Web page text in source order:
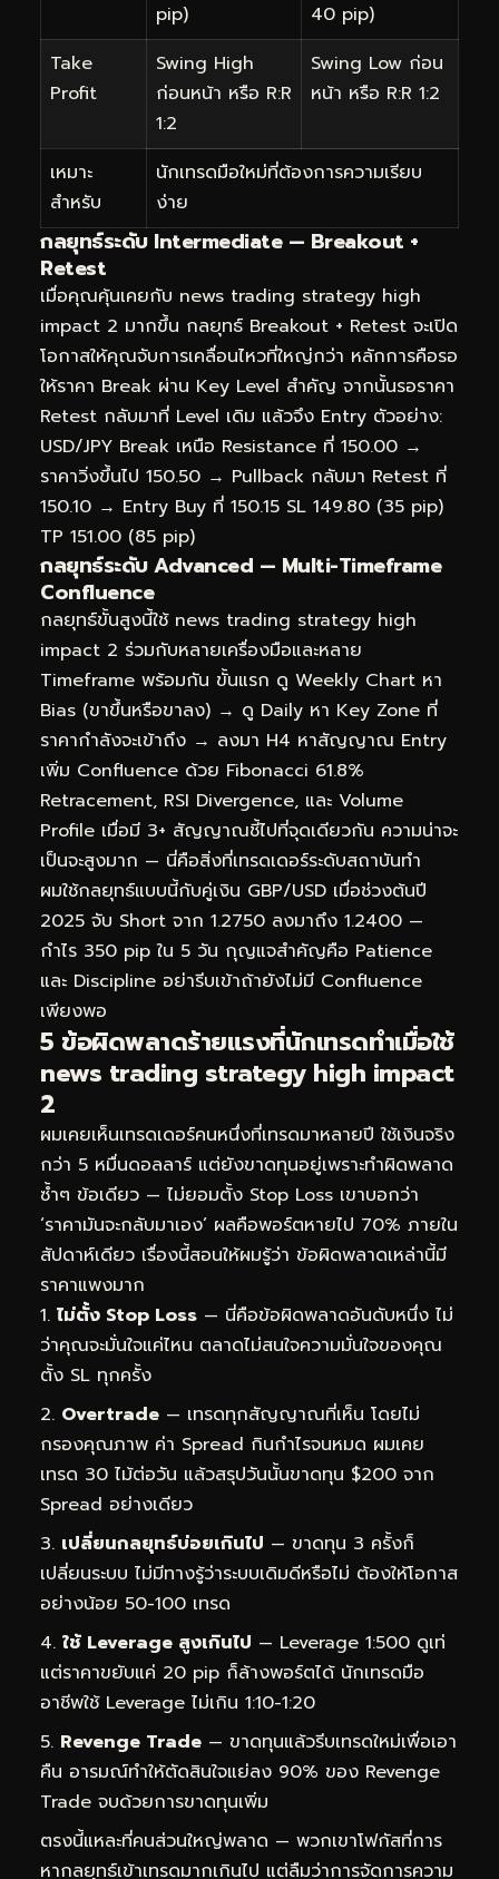
pip)
40 pip)
Take
Profit
Swing High
ก่อนหน้า หรือ R:R
1:2
Swing Low ก่อน
หน้า หรือ R:R 1:2
เหมาะ
สำหรับ
นักเทรดมือใหม่ที่ต้องการความเรียบ
ง่าย
กลยุทธ์ระดับ Intermediate — Breakout +
Retest
เมื่อคุณคุ้นเคยกับ news trading strategy high
impact 2 มากขึ้น กลยุทธ์ Breakout + Retest จะเปิด
โอกาสให้คุณจับการเคลื่อนไหวที่ใหญ่กว่า หลักการคือรอ
ให้ราคา Break ผ่าน Key Level สำคัญ จากนั้นรอราคา
Retest กลับมาที่ Level เดิม แล้วจึง Entry ตัวอย่าง:
USD/JPY Break เหนือ Resistance ที่ 150.00 →
ราคาวิ่งขึ้นไป 150.50 → Pullback กลับมา Retest ที่
150.10 → Entry Buy ที่ 150.15 SL 149.80 (35 pip)
TP 151.00 (85 pip)
กลยุทธ์ระดับ Advanced — Multi-Timeframe
Confluence
กลยุทธ์ขั้นสูงนี้ใช้ news trading strategy high
impact 2 ร่วมกับหลายเครื่องมือและหลาย
Timeframe พร้อมกัน ขั้นแรก ดู Weekly Chart หา
Bias (ขาขึ้นหรือขาลง) → ดู Daily หา Key Zone ที่
ราคากำลังจะเข้าถึง → ลงมา H4 หาสัญญาณ Entry
เพิ่ม Confluence ด้วย Fibonacci 61.8%
Retracement, RSI Divergence, และ Volume
Profile เมื่อมี 3+ สัญญาณชี้ไปที่จุดเดียวกัน ความน่าจะ
เป็นจะสูงมาก — นี่คือสิ่งที่เทรดเดอร์ระดับสถาบันทำ
ผมใช้กลยุทธ์แบบนี้กับคู่เงิน GBP/USD เมื่อช่วงต้นปี
2025 จับ Short จาก 1.2750 ลงมาถึง 1.2400 —
กำไร 350 pip ใน 5 วัน กุญแจสำคัญคือ Patience
และ Discipline อย่ารีบเข้าถ้ายังไม่มี Confluence
เพียงพอ
5 ข้อผิดพลาดร้ายแรงที่นักเทรดทำเมื่อใช้
news trading strategy high impact
2
ผมเคยเห็นเทรดเดอร์คนหนึ่งที่เทรดมาหลายปี ใช้เงินจริง
กว่า 5 หมื่นดอลลาร์ แต่ยังขาดทุนอยู่เพราะทำผิดพลาด
ซ้ำๆ ข้อเดียว — ไม่ยอมตั้ง Stop Loss เขาบอกว่า
‘ราคามันจะกลับมาเอง’ ผลคือพอร์ตหายไป 70% ภายใน
สัปดาห์เดียว เรื่องนี้สอนให้ผมรู้ว่า ข้อผิดพลาดเหล่านี้มี
ราคาแพงมาก
ไม่ตั้ง Stop Loss — นี่คือข้อผิดพลาดอันดับหนึ่ง ไม่
ว่าคุณจะมั่นใจแค่ไหน ตลาดไม่สนใจความมั่นใจของคุณ
ตั้ง SL ทุกครั้ง
Overtrade — เทรดทุกสัญญาณที่เห็น โดยไม่
กรองคุณภาพ ค่า Spread กินกำไรจนหมด ผมเคย
เทรด 30 ไม้ต่อวัน แล้วสรุปวันนั้นขาดทุน $200 จาก
Spread อย่างเดียว
เปลี่ยนกลยุทธ์บ่อยเกินไป — ขาดทุน 3 ครั้งก็
เปลี่ยนระบบ ไม่มีทางรู้ว่าระบบเดิมดีหรือไม่ ต้องให้โอกาส
อย่างน้อย 50-100 เทรด
ใช้ Leverage สูงเกินไป — Leverage 1:500 ดูเท่
แต่ราคาขยับแค่ 20 pip ก็ล้างพอร์ตได้ นักเทรดมือ
อาชีพใช้ Leverage ไม่เกิน 1:10-1:20
Revenge Trade — ขาดทุนแล้วรีบเทรดใหม่เพื่อเอา
คืน อารมณ์ทำให้ตัดสินใจแย่ลง 90% ของ Revenge
Trade จบด้วยการขาดทุนเพิ่ม
ตรงนี้แหละที่คนส่วนใหญ่พลาด — พวกเขาโฟกัสที่การ
หากลยุทธ์เข้าเทรดมากเกินไป แต่ลืมว่าการจัดการความ